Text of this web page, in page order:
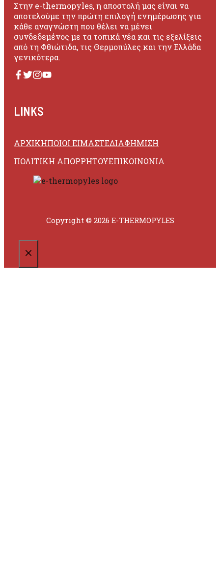
Στην e-thermopyles, η αποστολή μας είναι να
αποτελούμε την πρώτη επιλογή ενημέρωσης για
κάθε αναγνώστη που θέλει να μένει
συνδεδεμένος με τα τοπικά νέα και τις εξελίξεις
από τη Φθιώτιδα, τις Θερμοπύλες και την Ελλάδα
γενικότερα.
LINKS
ΑΡΧΙΚΗΠΟΙΟΙ ΕΙΜΑΣΤΕΔΙΑΦΗΜΙΣΗ
ΠΟΛΙΤΙΚΗ ΑΠΟΡΡΗΤΟΥΕΠΙΚΟΙΝΩΝΙΑ
Copyright © 2026 E-THERMOPYLES